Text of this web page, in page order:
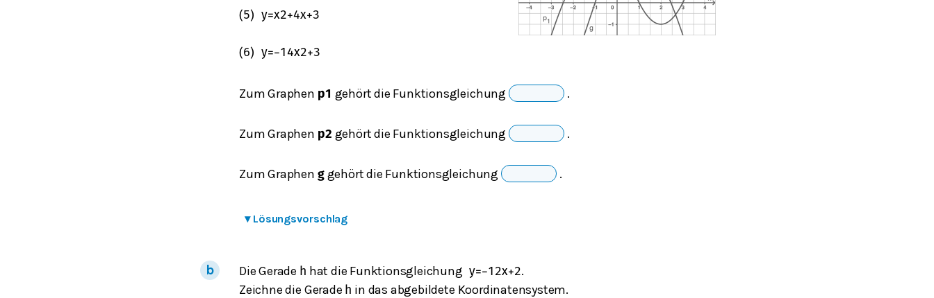
(5) y=x2+4x+3
(6) y=−1 4x2+3
Zum Graphen 𝐩𝟏 gehört die Funktionsgleichung .
Zum Graphen 𝐩𝟐 gehört die Funktionsgleichung .
Zum Graphen 𝐠gehört die Funktionsgleichung .
▾ Lösungsvorschlag
Die Gerade h hat die Funktionsgleichung y=−1 2x+2.
Zeichne die Gerade h in das abgebildete Koordinatensystem.